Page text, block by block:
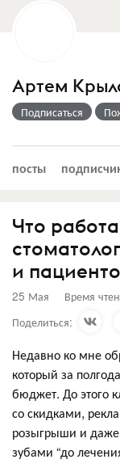
Артем
Подписаться
посты
Что
и
25 Мая Время
Поделиться:
Недавно ко мне
который за
бюджет. До этого
со скидками,
розыгрыши и
зубами “до